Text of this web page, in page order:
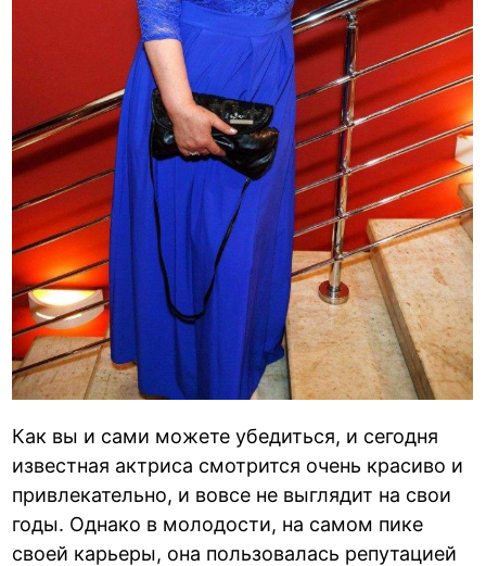
Как вы и сами можете убедиться, и сегодня
известная актриса смотрится очень красиво и
привлекательно, и вовсе не выглядит на свои
годы. Однако в молодости, на самом пике
своей карьеры, она пользовалась репутацией